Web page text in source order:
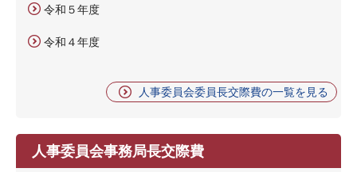
令和５年度
令和４年度
人事委員会委員長交際費の一覧を見る
人事委員会事務局長交際費